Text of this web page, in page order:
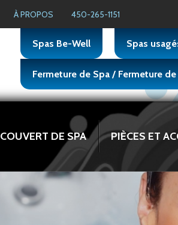
À PROPOS 450-265-1151
Spas Be-Well Spas
Fermeture de Spa / Fermeture
COUVERT DE SPA PIÈCES ET